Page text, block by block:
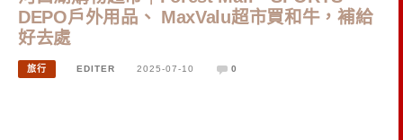
DEPO戶外用品、 MaxValu超市買和牛，補給
好去處
旅行 EDITER 2025-07-10 0